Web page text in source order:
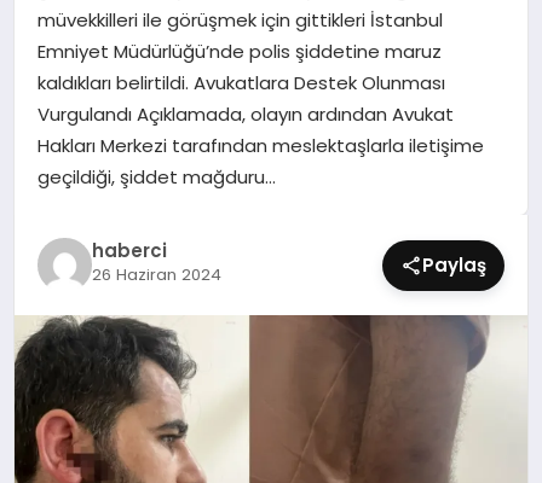
SIYASET
SPOR
TEKNOLOJI
müvekkilleri ile görüşmek için gittikleri İstanbul
Emniyet Müdürlüğü’nde polis şiddetine maruz
kaldıkları belirtildi. Avukatlara Destek Olunması
Vurgulandı Açıklamada, olayın ardından Avukat
Hakları Merkezi tarafından meslektaşlarla iletişime
geçildiği, şiddet mağduru…
haberci
26 Haziran 2024 Paylaş